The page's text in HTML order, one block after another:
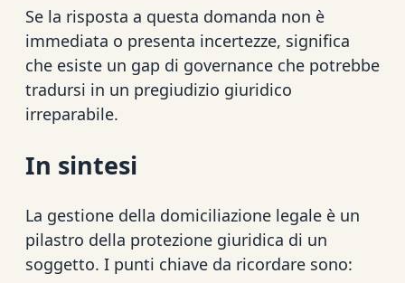
Se la risposta a questa domanda non è
immediata o presenta incertezze, significa
che esiste un gap di governance che potrebbe
tradursi in un pregiudizio giuridico
irreparabile.
In sintesi
La gestione della domiciliazione legale è un
pilastro della protezione giuridica di un
soggetto. I punti chiave da ricordare sono: